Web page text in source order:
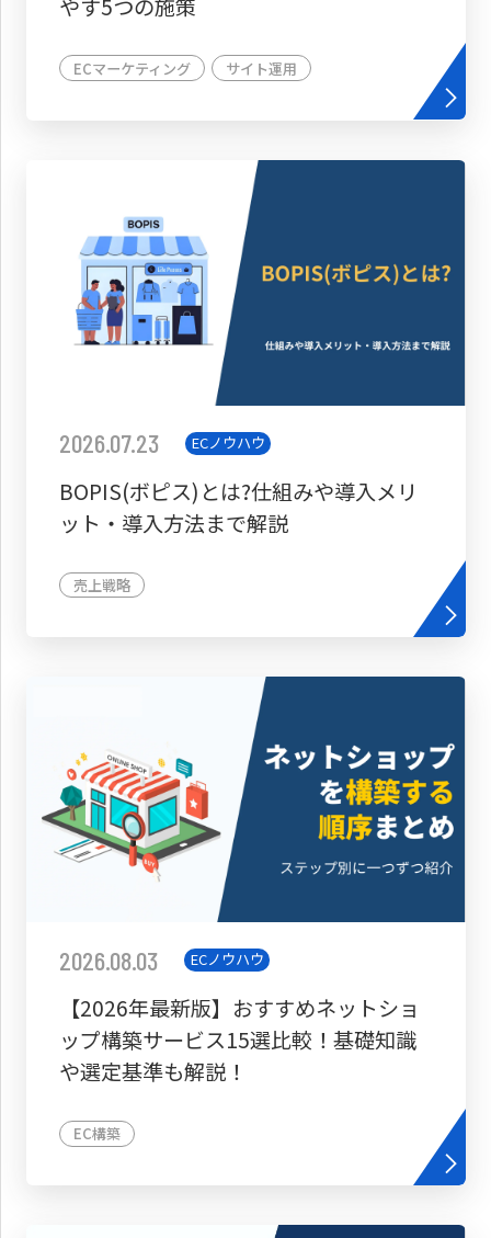
ECマーケティング サイト運用
2026.07.23 ECノウハウ
BOPIS(ボピス)とは?仕組みや導入メリ
ット・導入方法まで解説
売上戦略
2026.08.03 ECノウハウ
【2026年最新版】おすすめネットショ
ップ構築サービス15選比較！基礎知識
や選定基準も解説！
EC構築